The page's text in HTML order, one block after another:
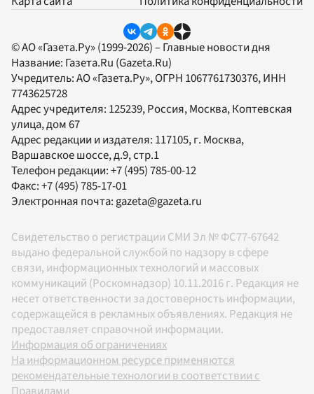
© АО «Газета.Ру» (1999-2026) – Главные новости дня
Название: Газета.Ru (Gazeta.Ru)
Учредитель:АО «Газета.Ру», ОГРН 1067761730376, ИНН
7743625728
Адрес учредителя: 125239, Россия, Москва, Коптевская
улица, дом 67
Адрес редакции и издателя: 117105, г. Москва,
Варшавское шоссе, д.9, стр.1
Телефон редакции:+7 (495) 785-00-12
Факс:+7 (495) 785-17-01
Электронная почта:gazeta@gazeta.ru
Свидетельство о регистрации СМИ Эл № ФС77-67642
выдано федеральной службой по надзору в сфере
связи, информационных технологий и массовых
коммуникаций (Роскомнадзор) 10.11.2016 г. Редакция не
несет ответственности за достоверность информации,
содержащейся в рекламных объявлениях. Редакция не
предоставляет справочной информации.
Информация об ограничениях
На информационном ресурсе применяются
рекомендательные технологии в соответствии с